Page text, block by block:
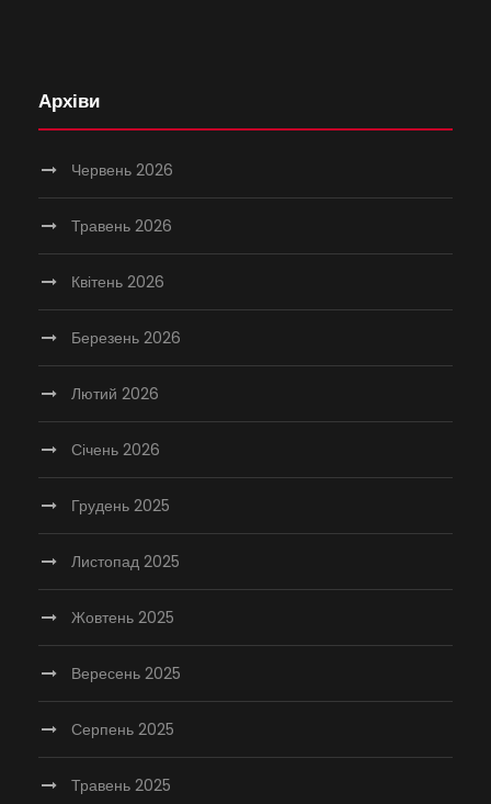
Архіви
Червень 2026
Травень 2026
Квітень 2026
Березень 2026
Лютий 2026
Січень 2026
Грудень 2025
Листопад 2025
Жовтень 2025
Вересень 2025
Серпень 2025
Травень 2025